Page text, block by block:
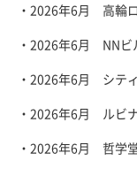
・2026年6月 高輪
・2026年6月 NNビ
・2026年6月 シテ
・2026年6月 ルビ
・2026年6月 哲学